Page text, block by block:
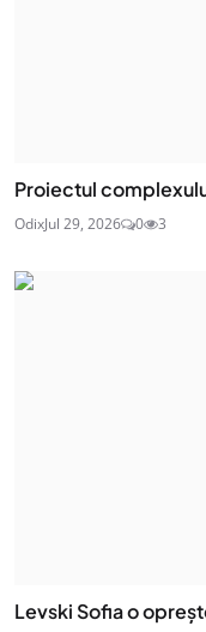
Proiectul
OdixJul 29, 2026 0 3
Levski Sofia o